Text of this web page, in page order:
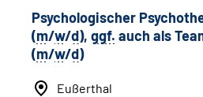
Psychologischer
(m/w/d), ggf. auch als
(m/w/d)
Eußerthal